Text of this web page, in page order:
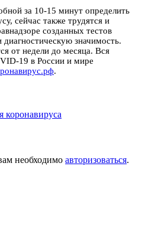
за 10-15 минут определить
сейчас также трудятся и
созданных тестов
значимость.
от недели до месяца. Вся
19 в России и мире
.
коронавируса
необходимо авторизоваться.